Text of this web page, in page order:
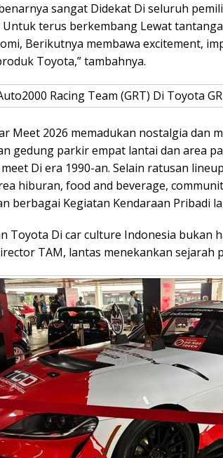
sangat Didekat Di seluruh
Untuk terus berkembang Lewat
Berikutnya membawa excitement,
Toyota,” tambahnya.
Racing Team (GRT) Di Toyota
Meet 2026 memadukan nostalgia dan
gedung parkir empat lantai dan area
Di era 1990-an. Selain ratusan
hiburan, food and beverage,
berbagai Kegiatan Kendaraan Pribadi
Toyota Di car culture Indonesia bukan
TAM, lantas menekankan sejarah